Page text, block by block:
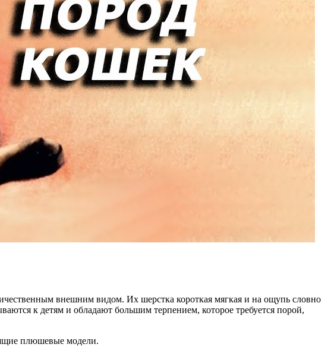
внешним видом. Их шерстка короткая мягкая и на ощупь словно
к детям и обладают большим терпением, которое требуется порой,
плюшевые модели.